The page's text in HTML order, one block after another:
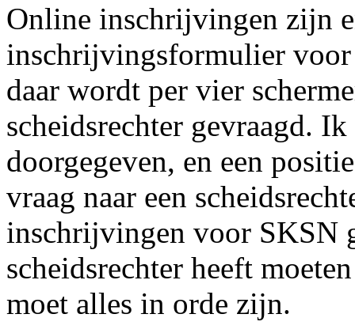
Online inschrijvingen zijn
inschrijvingsformulier voor
daar wordt per vier
scheidsrechter gevraagd.
doorgegeven, en een
vraag naar een
inschrijvingen voor SKSN
scheidsrechter heeft
moet alles in orde zijn.